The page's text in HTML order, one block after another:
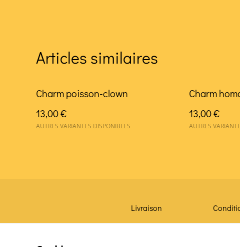
Articles similaires
Charm poisson-clown
13,00 €
AUTRES VARIANTES DISPONIBLES
Charm
13,00 €
AUTRES
Livraison